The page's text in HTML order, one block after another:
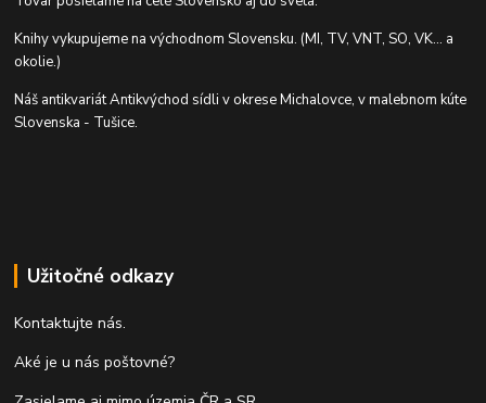
Knihy vykupujeme na východnom Slovensku. (MI, TV, VNT, SO, VK... a
okolie.)
Náš antikvariát Antikvýchod sídli v okrese Michalovce, v malebnom kúte
Slovenska - Tušice.
Užitočné odkazy
Kontaktujte nás.
Aké je u nás poštovné?